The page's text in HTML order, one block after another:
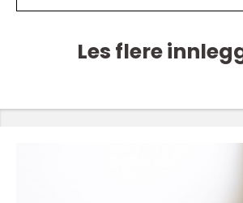
Les flere